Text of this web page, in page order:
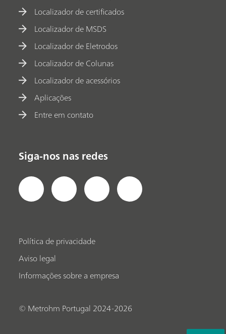
Localizador de certificados
Localizador de MSDS
Localizador de Eletrodos
Localizador de Colunas
Localizador de acessórios
Aplicações
Entre em contato
Siga-nos nas redes
Política de privacidade
Aviso legal
Informações sobre a empresa
© Metrohm Portugal 2024-2026